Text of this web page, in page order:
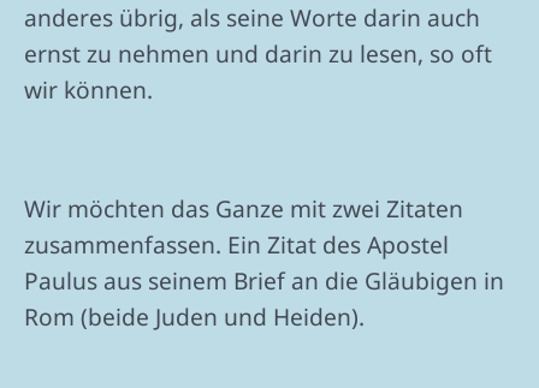
anderes übrig, als seine Worte darin auch
ernst zu nehmen und darin zu lesen, so oft
wir können.
Wir möchten das Ganze mit zwei Zitaten
zusammenfassen. Ein Zitat des Apostel
Paulus aus seinem Brief an die Gläubigen in
Rom (beide Juden und Heiden).